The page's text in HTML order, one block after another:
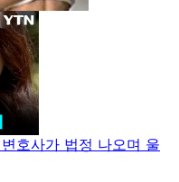
호사가 법정 나오며 울